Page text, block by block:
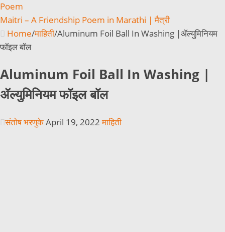
Poem
Maitri – A Friendship Poem in Marathi | मैत्री
Home/माहिती/Aluminum Foil Ball In Washing |ॲल्युमिनियम
फॉइल बॉल
Aluminum Foil Ball In Washing |
ॲल्युमिनियम फॉइल बॉल
संतोष भरणुकेApril 19, 2022 माहिती